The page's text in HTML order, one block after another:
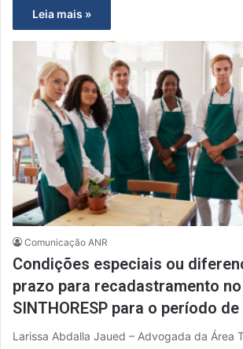
Leia mais »
Comunicação ANR
Condições especiais ou
prazo para recadastramento no
SINTHORESP para o período
Larissa Abdalla Jaued – Advogada da Área